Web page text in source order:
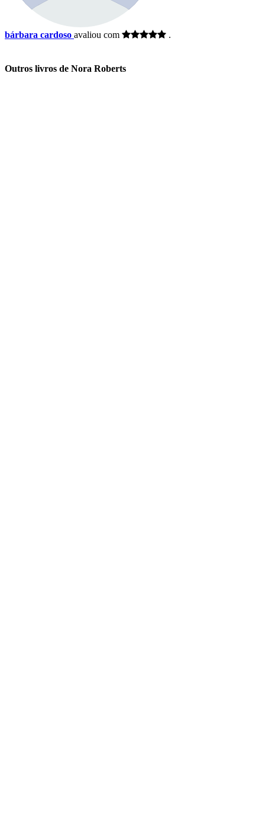
bárbara cardoso avaliou com .
Outros livros de Nora Roberts